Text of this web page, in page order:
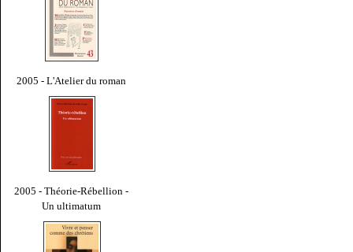
2005 - L'Atelier du roman
2005 - Théorie-Rébellion -
Un ultimatum